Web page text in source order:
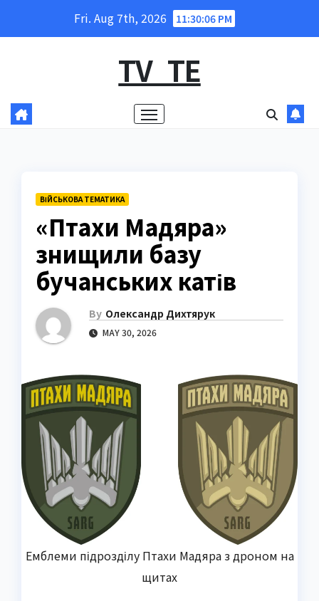
Fri. Aug 7th, 2026 11:30:07 PM
TV_TE
ВІЙСЬКОВА ТЕМАТИКА
«Птахи Мадяра»
знищили базу
бучанських катів
By Олександр Дихтярук
MAY 30, 2026
Емблеми підрозділу Птахи Мадяра з дроном на
щитах